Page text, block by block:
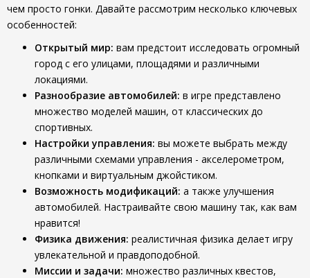
чем просто гонки. Давайте рассмотрим несколько ключевых
особенностей:
Открытый мир: вам предстоит исследовать огромный
город с его улицами, площадями и различными
локациями.
Разнообразие автомобилей: в игре представлено
множество моделей машин, от классических до
спортивных.
Настройки управления: вы можете выбрать между
различными схемами управления - акселерометром,
кнопками и виртуальным джойстиком.
Возможность модификаций: а также улучшения
автомобилей. Настраивайте свою машину так, как вам
нравится!
Физика движения: реалистичная физика делает игру
увлекательной и правдоподобной.
Миссии и задачи: множество различных квестов,